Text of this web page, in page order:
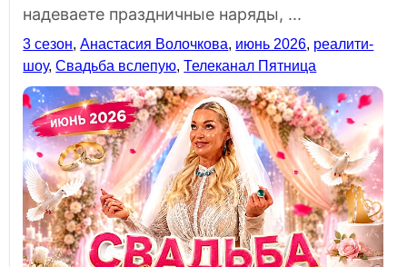
надеваете праздничные наряды, ...
3 сезон,Анастасия Волочкова, июнь 2026, реалити-
шоу,Свадьба вслепую,Телеканал Пятница